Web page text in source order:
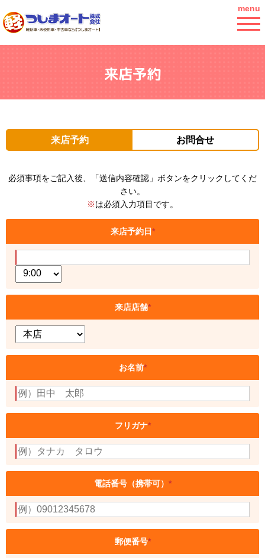
menu
来店予約
来店予約 お問合せ
必須事項をご記入後、「送信内容確認」ボタンをクリックしてくだ
さい。
※は必須入力項目です。
来店予約日*
来店店舗*
お名前*
フリガナ*
電話番号（携帯可） *
郵便番号*